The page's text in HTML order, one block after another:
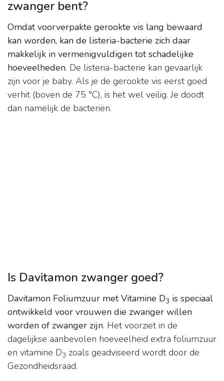
zwanger bent?
Omdat voorverpakte gerookte vis lang bewaard
kan worden, kan de listeria-bacterie zich daar
makkelijk in vermenigvuldigen tot schadelijke
hoeveelheden. De listeria-bacterie kan gevaarlijk
zijn voor je baby. Als je de gerookte vis eerst goed
verhit (boven de 75 °C), is het wel veilig. Je doodt
dan namelijk de bacteriën.
Is Davitamon zwanger goed?
Davitamon Foliumzuur met Vitamine D3 is speciaal
ontwikkeld voor vrouwen die zwanger willen
worden of zwanger zijn. Het voorziet in de
dagelijkse aanbevolen hoeveelheid extra foliumzuur
en vitamine D3 zoals geadviseerd wordt door de
Gezondheidsraad.